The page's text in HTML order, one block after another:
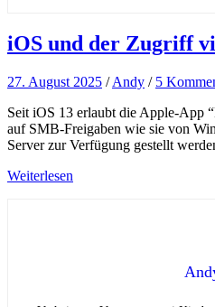
iOS und der Zugriff
27. August 2025 /Andy / 5
Seit iOS 13 erlaubt die Apple-App
auf SMB-Freigaben wie sie von
Server zur Verfügung gestellt
Weiterlesen